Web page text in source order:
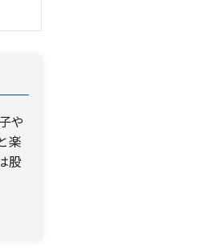
や
楽
股